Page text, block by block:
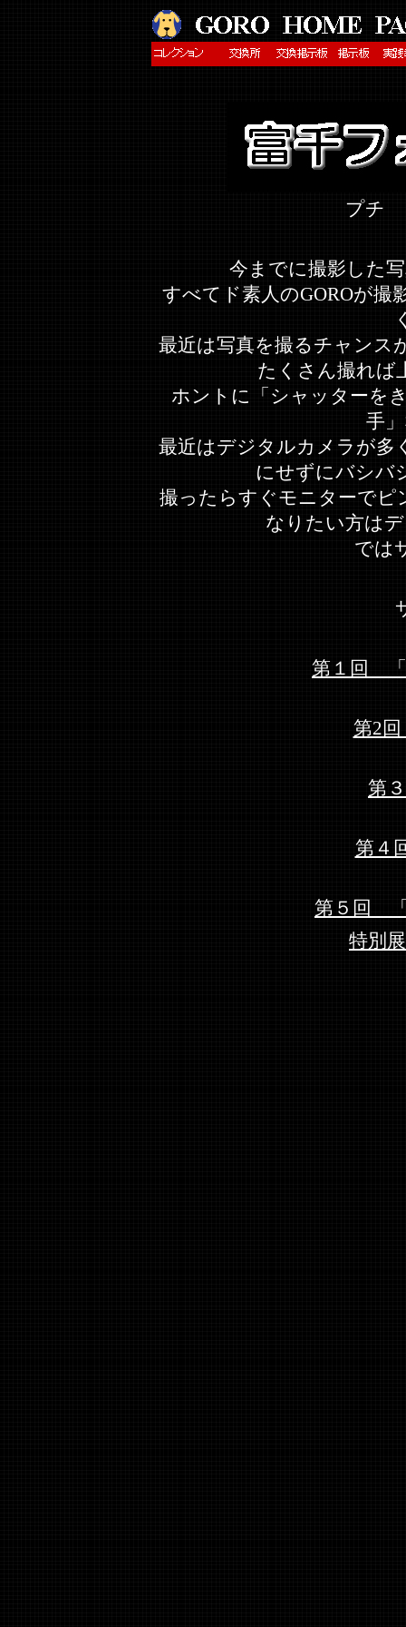
プチ
今までに撮影した
すべてド素人のGOROが撮
最近は写真を撮るチャンス
たくさん撮れば
ホントに「シャッターを
手
最近はデジタルカメラが多
にせずにバシバ
撮ったらすぐモニターでピ
なりたい方は
では
第１回 「
第2
第
第４
第５回
特別